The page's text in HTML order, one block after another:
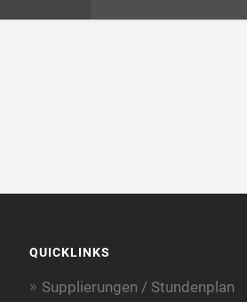
QUICKLINKS
Supplierungen / Stundenplan